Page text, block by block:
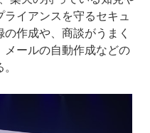
イアンスを守るセキュ
作成や、商談がうまく
メールの自動作成などの